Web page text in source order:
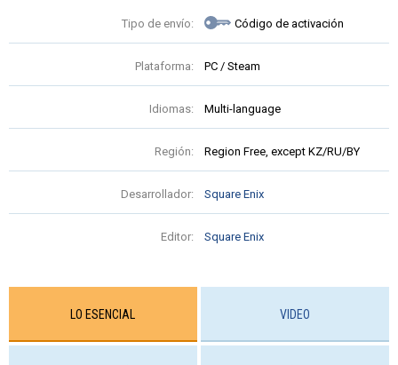
Tipo de envío: Código de activación
Plataforma: PC / Steam
Idiomas: Multi-language
Región: Region Free, except KZ/RU/BY
Desarrollador: Square Enix
Editor: Square Enix
LO ESENCIAL VIDEO